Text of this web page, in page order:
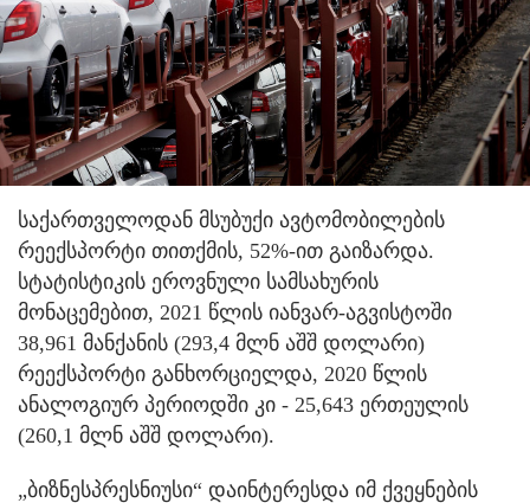
საქართველოდან მსუბუქი ავტომობილების
რეექსპორტი თითქმის, 52%-ით გაიზარდა.
სტატისტიკის ეროვნული სამსახურის
მონაცემებით, 2021 წლის იანვარ-აგვისტოში
38,961 მანქანის (293,4 მლნ აშშ დოლარი)
რეექსპორტი განხორციელდა, 2020 წლის
ანალოგიურ პერიოდში კი - 25,643 ერთეულის
(260,1 მლნ აშშ დოლარი).
„ბიზნესპრესნიუსი“ დაინტერესდა იმ ქვეყნების